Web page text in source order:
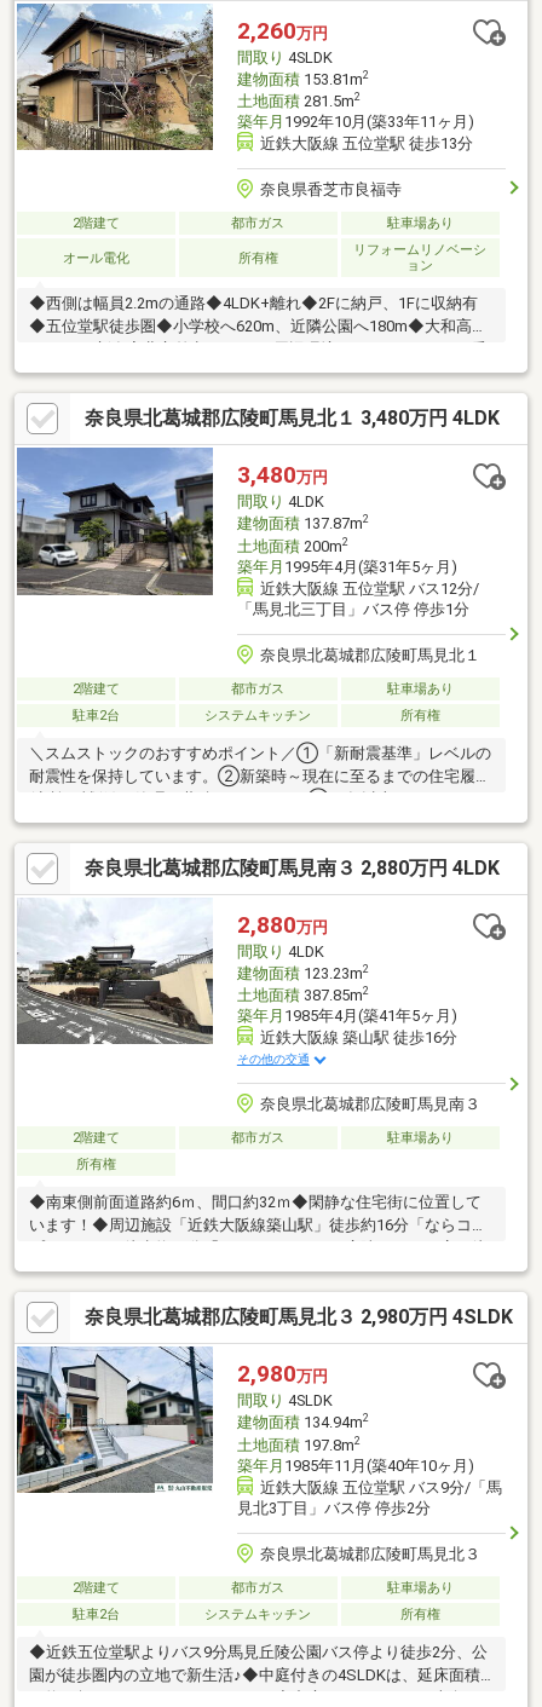
2,260万円
間取り 4SLDK
建物面積153.81m2
土地面積281.5m2
築年月 1992年10月(築33年11ヶ月)
近鉄大阪線 五位堂駅 徒歩13分
奈良県香芝市良福寺
2階建て 都市ガス 駐車場あり
オール電化 所有権
リフォームリノベーシ
ョン
◆西側は幅員2.2mの通路◆4LDK+離れ◆2Fに納戸、1Fに収納有
◆五位堂駅徒歩圏◆小学校へ620m、近隣公園へ180m◆大和高田
芝良福寺店へ徒歩12分(940m)～ヤオヒコ良福寺店/サンドラッグ
良福寺店へ徒歩11分(840m)～オークワ香芝南店へ徒歩13分
(1020m)～香芝五位堂郵便局へ徒歩9分(680m)～近隣公園へ徒歩3
分(180m)～大和高田パイパス 新在家北交差点へ車6分(2.1km)～香
芝市立五位堂小学校へ徒歩8分(620m)～香芝市立香芝東中学校へ
徒歩24分(1880m)
奈良県北葛城郡広陵町馬見北１ 3,480万円 4LDK
3,480万円
間取り 4LDK
建物面積137.87m2
土地面積200m2
築年月 1995年4月(築31年5ヶ月)
近鉄大阪線 五位堂駅 バス12分/
「馬見北三丁目」バス停 停歩1分
奈良県北葛城郡広陵町馬見北１
2階建て 都市ガス
駐車場あり
駐車2台
システムキッチン 所有権
＼スムストックのおすすめポイント／①「新耐震基準」レベルの
耐震性を保持しています。②新築時～現在に至るまでの住宅履歴
スプログラムに対応。住宅購入後もそのまま引き継ぐことが可能
です。物件の詳細情報は、イベント情報欄でもご確認下さい。●
建物価格666.0484万円/土地価格2813.9516万円●メーターモジュー
ル設計です。●南庭が設けられた、軽量鉄骨造2階建「4LDK」。●
全居室収納スペース付き+南側を含む2面採光！●LDKは広さ約15.0
帖。●玄関上部は吹抜けです。●駐車2台可能、内1台分はカーポー
トです。
奈良県北葛城郡広陵町馬見南３ 2,880万円 4LDK
2,880万円
間取り 4LDK
建物面積123.23m2
土地面積387.85m2
築年月 1985年4月(築41年5ヶ月)
近鉄大阪線 築山駅 徒歩16分
その他の交通
奈良県北葛城郡広陵町馬見南３
2階建て 都市ガス
駐車場あり
所有権
◆南東側前面道路約6ｍ、間口約32ｍ◆閑静な住宅街に位置して
います！◆周辺施設「近鉄大阪線築山駅」徒歩約16分「ならコー
歩約6分「スギ薬局香芝別所店」：徒歩約6分「西谷近隣公園」：
徒歩8分
奈良県北葛城郡広陵町馬見北３ 2,980万円 4SLDK
2,980万円
間取り 4SLDK
建物面積134.94m2
土地面積197.8m2
築年月 1985年11月(築40年10ヶ月)
近鉄大阪線 五位堂駅 バス9分/「馬
見北3丁目」バス停 停歩2分
奈良県北葛城郡広陵町馬見北３
2階建て 都市ガス
駐車場あり
駐車2台
システムキッチン 所有権
◆近鉄五位堂駅よりバス9分馬見丘陵公園バス停より徒歩2分、公
園が徒歩圏内の立地で新生活♪◆中庭付きの4SLDKは、延床面積